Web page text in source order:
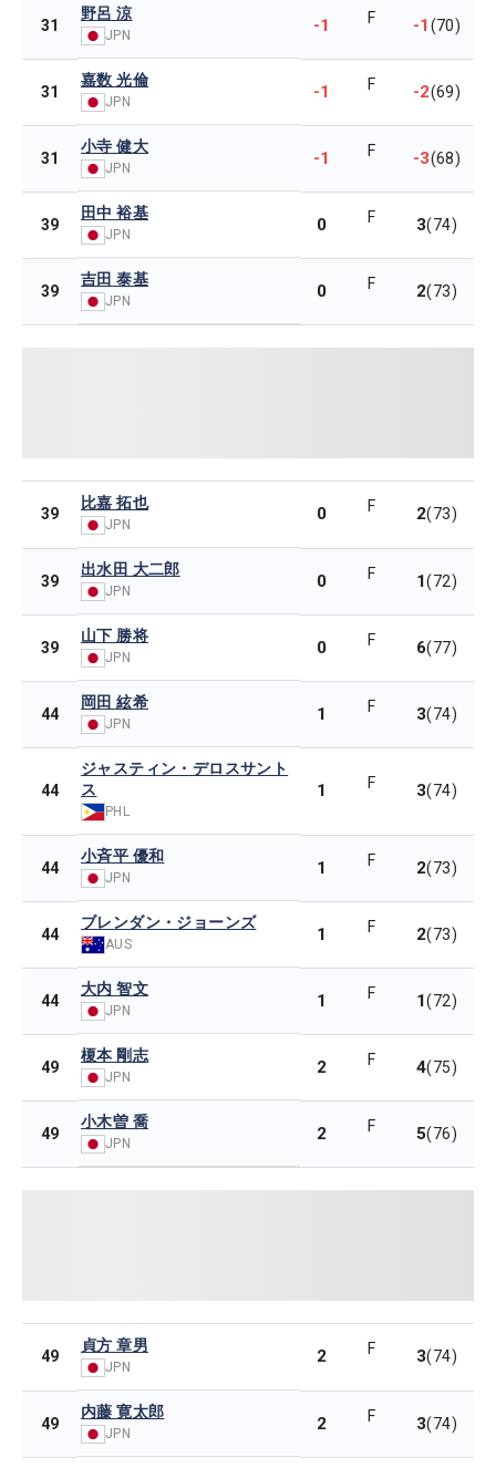
31
野呂 涼
JPN -1 F -1(70)
31
嘉数 光倫
JPN -1 F -2(69)
31
小寺 健大
JPN -1 F -3(68)
39
田中 裕基
JPN 0 F 3(74)
39
吉田 泰基
JPN 0 F 2(73)
39
比嘉 拓也
JPN
0 F 2(73)
39
出水田 大二郎
JPN 0 F 1(72)
39
山下 勝将
JPN 0 F 6(77)
44
岡田 絃希
JPN 1 F 3(74)
44
ジャスティン・デロスサント
ス
PHL
1 F 3(74)
44
小斉平 優和
JPN 1 F 2(73)
44
ブレンダン・ジョーンズ
AUS 1 F 2(73)
44
大内 智文
JPN 1 F 1(72)
49
榎本 剛志
JPN 2 F 4(75)
49
小木曽 喬
JPN 2 F 5(76)
49
貞方 章男
JPN
2 F 3(74)
49
内藤 寛太郎
JPN 2 F 3(74)